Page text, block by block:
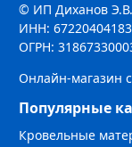
© ИП Диханов
ИНН:
ОГРН:
Онлайн-магазин
Популярные
Кровельные